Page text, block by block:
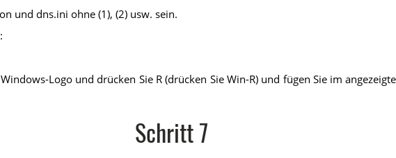
und dns.ini ohne (1), (2) usw. sein.
Logo und drücken Sie R (drücken Sie Win-R) und fügen Sie im
Schritt 7